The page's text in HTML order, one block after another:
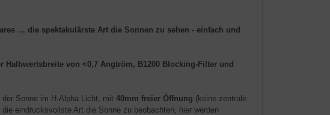
… die spektakulärste Art die Sonnen zu sehen - einfach und
von <0,7 Angtröm, B1200 Blocking-Filter und
Sonne im H-Alpha Licht, mit 40mm freier Öffnung (keine zentrale
eindrucksvollste Art die Sonne zu beobachten, hier werden